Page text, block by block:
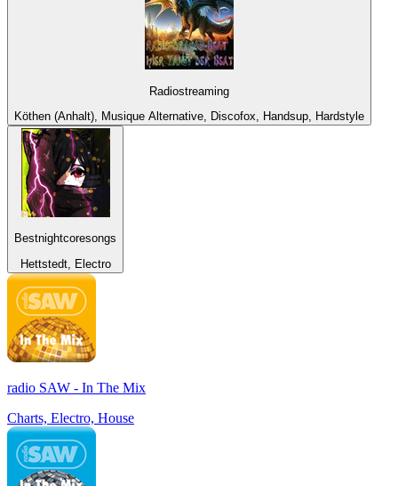
Radiostreaming
Köthen (Anhalt), Musique Alternative, Discofox, Handsup, Hardstyle
Bestnightcoresongs
Hettstedt, Electro
radio SAW - In The Mix
Charts, Electro, House